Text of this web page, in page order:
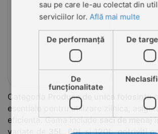
Categoria Produse de unica folosinta
esentiale pentru utilizare zilnica,
eficienta. Gama includesaci de menaj
variate de
60Lsi120L, potriviti
sau pe care le-au colectat din
serviciilor lor.Află mai multe
De performanță De
De
funcţionalitate